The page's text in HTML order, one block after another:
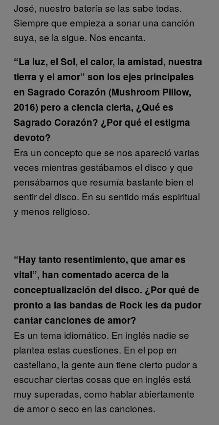
José, nuestro batería se las sabe todas.
Siempre que empieza a sonar una canción
suya, se la sigue. Nos encanta.
“La luz, el Sol, el calor, la amistad, nuestra
tierra y el amor” son los ejes principales
en Sagrado Corazón (Mushroom Pillow,
2016) pero a ciencia cierta, ¿Qué es
Sagrado Corazón? ¿Por qué el estigma
devoto?
Era un concepto que se nos apareció varias
veces mientras gestábamos el disco y que
pensábamos que resumía bastante bien el
sentir del disco. En su sentido más espiritual
y menos religioso.
“Hay tanto resentimiento, que amar es
vital”, han comentado acerca de la
conceptualización del disco. ¿Por qué de
pronto a las bandas de Rock les da pudor
cantar canciones de amor?
Es un tema idiomático. En inglés nadie se
plantea estas cuestiones. En el pop en
castellano, la gente aun tiene cierto pudor a
escuchar ciertas cosas que en inglés está
muy superadas, como hablar abiertamente
de amor o seco en las canciones.